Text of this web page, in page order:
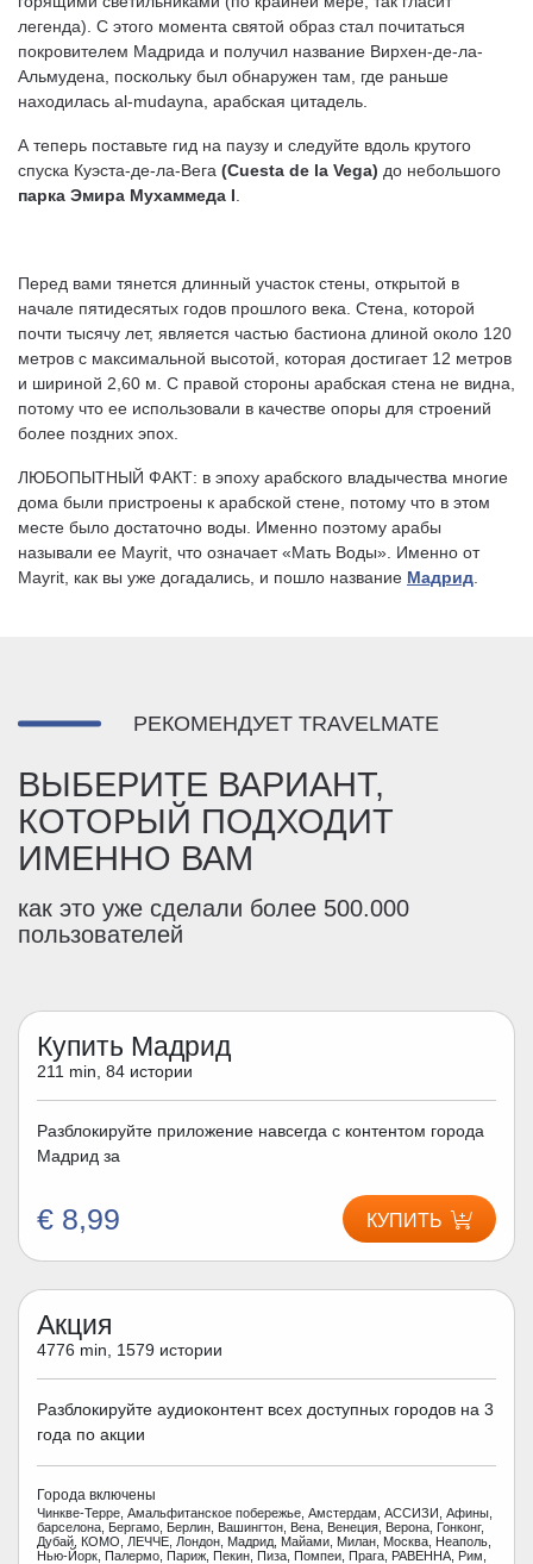
легенда). С этого момента святой образ стал почитаться
покровителем Мадрида и получил название Вирхен-де-ла-
Альмудена, поскольку был обнаружен там, где раньше
находилась al-mudayna, арабская цитадель.
А теперь поставьте гид на паузу и следуйте вдоль крутого
спуска Куэста-де-ла-Вега (Cuesta de la Vega) до небольшого
парка Эмира Мухаммеда I
Перед вами тянется длинный участок стены, открытой в
начале пятидесятых годов прошлого века. Стена, которой
почти тысячу лет, является частью бастиона длиной около 120
метров с максимальной высотой, которая достигает 12 метров
и шириной 2,60 м. С правой стороны арабская стена не видна,
потому что ее использовали в качестве опоры для строений
более поздних эпох.
ЛЮБОПЫТНЫЙ ФАКТ: в эпоху арабского владычества многие
дома были пристроены к арабской стене, потому что в этом
месте было достаточно воды. Именно поэтому арабы
называли ее Mayrit, что означает «Мать Воды». Именно от
Mayrit, как вы уже догадались, и пошло название Мадрид
РЕКОМЕНДУЕТ TRAVELMATE
ВЫБЕРИТЕ ВАРИАНТ,
КОТОРЫЙ ПОДХОДИТ
ИМЕННО ВАМ
как это уже сделали более 500.000
пользователей
Купить Мадрид
211 min, 84 истории
Разблокируйте приложение навсегда с контентом города
Мадрид за
€ 8,99 КУПИТЬ
Акция
4776 min, 1579 истории
Разблокируйте аудиоконтент всех доступных городов на 3
года по акции
Города включены
Чинкве-Терре, Амальфитанское побережье, Амстердам, АССИЗИ, Афины,
барселона, Бергамо, Берлин, Вашингтон, Вена, Венеция, Верона, Гонконг,
Дубай, КОМО, ЛЕЧЧЕ, Лондон, Мадрид, Майами, Милан, Москва, Неаполь,
Нью-Йорк, Палермо, Париж, Пекин, Пиза, Помпеи, Прага, РАВЕННА, Рим,